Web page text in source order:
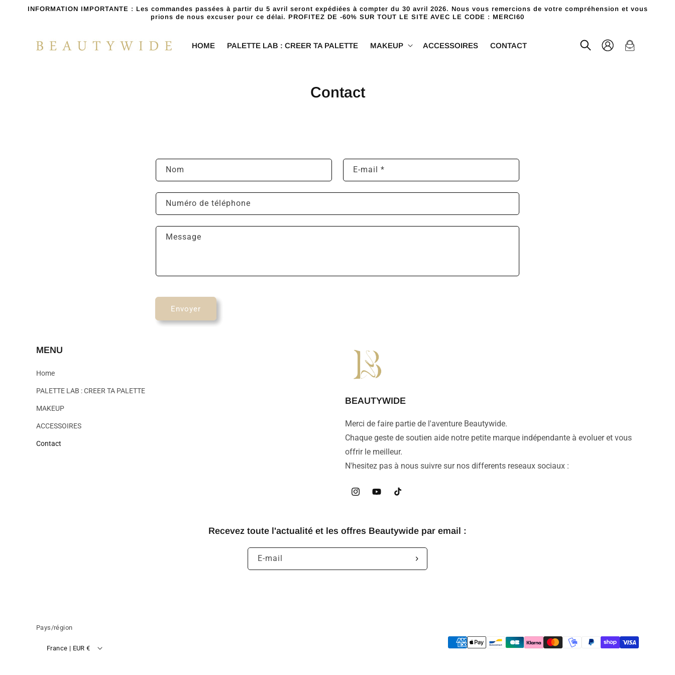
passer
INFORMATION IMPORTANTE : Les commandes passées à partir du 5 avril seront expédiées à compter du 30 avril 2026. Nous vous remercions de votre compréhension et vous
prions de nous excuser pour ce délai. PROFITEZ DE -60% SUR TOUT LE SITE AVEC LE CODE : MERCI60
HOME PALETTE LAB : CREER TA PALETTE MAKEUP ACCESSOIRES CONTACT Connexion Panier
Contact
F
o
r
m
u
i
d
Nom E-mail *
Numéro de téléphone
Message
Envoyer
MENU
Home
PALETTE LAB : CREER TA PALETTE
MAKEUP
ACCESSOIRES
Contact
BEAUTYWIDE
Merci de faire partie de l'aventure Beautywide.
Chaque geste de soutien aide notre petite marque indépendante à evoluer et vous
offrir le meilleur.
N'hesitez pas à nous suivre sur nos differents reseaux sociaux :
InstagramYouTubeTikTok
Recevez toute l'actualité et les offres Beautywide par email :
E-mail
Pays/région
France | EUR €
Moyens